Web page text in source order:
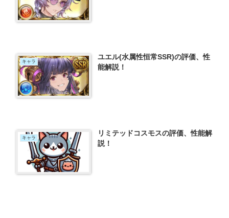
キャラ
ユエル(水属性恒常SSR)の評価、性
能解説！
キャラ
リミテッドコスモスの評価、性能解
説！